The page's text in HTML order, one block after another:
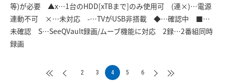
等)が必要 ▲x…1台のHDD[xTBまで]のみ使用可 (連×)…電源
連動不可 ×…未対応 -…TVがUSB非搭載 ◆…確認中 ■…
未確認 S…SeeQVault録画/ムーブ機能に対応 2録…2番組同時
録画
2 3 4 5 6